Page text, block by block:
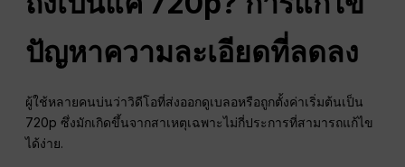
ปัญหาความละเอียดที่ลดลง
ผู้ใช้หลายคนบ่นว่าวิดีโอที่ส่งออกดูเบลอหรือถูกตั้งค่าเริ่มต้นเป็น
720p ซึ่งมักเกิดขึ้นจากสาเหตุเฉพาะไม่กี่ประการที่สามารถแก้ไข
ได้ง่าย.